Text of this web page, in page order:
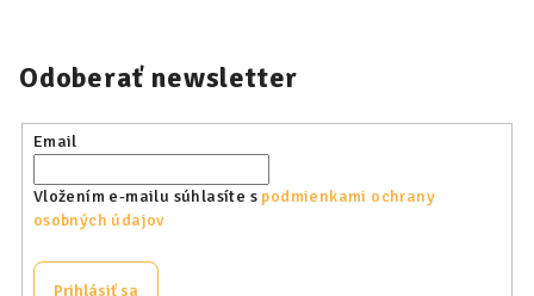
Odoberať newsletter
Email
Vložením e-mailu súhlasíte s podmienkami ochrany
osobných údajov
Prihlásiť sa